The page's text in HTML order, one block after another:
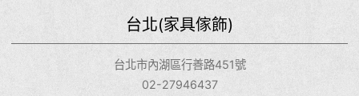
台北(家具傢飾)
台北市內湖區行善路451號
02-27946437